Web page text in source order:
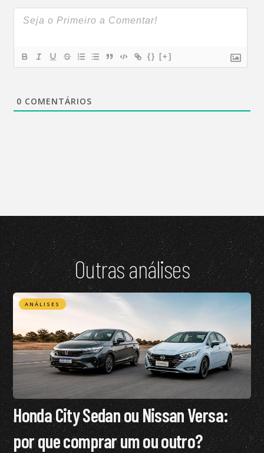
{} [+]
0 COMENTÁRIOS
Outras análises
ANÁLISES
Honda City Sedan ou Nissan Versa:
por que comprar um ou outro?